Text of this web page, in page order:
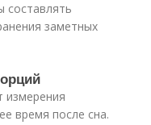
составлять
заметных
измерения
время после сна.